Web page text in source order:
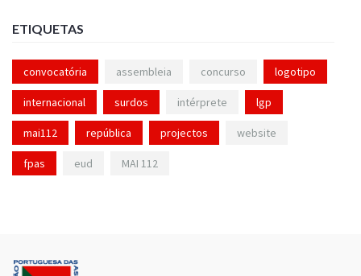
ETIQUETAS
convocatória assembleia concurso logotipo
internacional surdos intérprete lgp
mai112 república projectos website
fpas eud MAI 112